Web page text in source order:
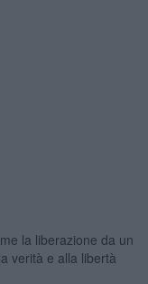
la liberazione da un
verità e alla libertà